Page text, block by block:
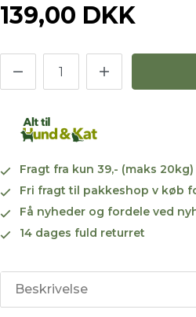
139,00 DKK
Fragt fra kun 39,- (maks 20kg)
Fri fragt til pakkeshop v køb
Få nyheder og fordele ved
14 dages fuld returret
Beskrivelse